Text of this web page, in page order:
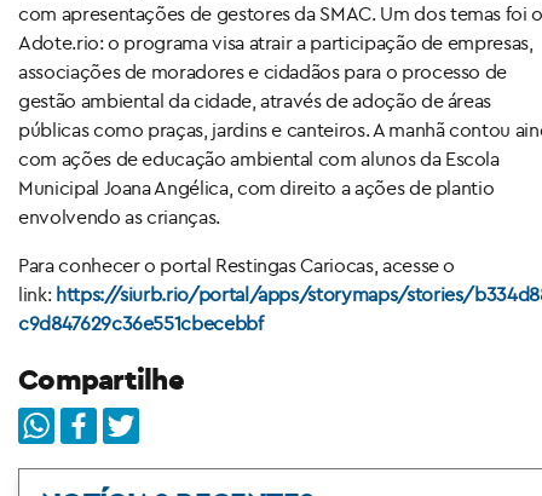
com apresentações de gestores da SMAC. Um dos temas foi
Adote.rio: o programa visa atrair a participação de empresas,
associações de moradores e cidadãos para o processo de
gestão ambiental da cidade, através de adoção de áreas
públicas como praças, jardins e canteiros. A manhã contou
com ações de educação ambiental com alunos da Escola
Municipal Joana Angélica, com direito a ações de plantio
envolvendo as crianças.
Para conhecer o portal Restingas Cariocas, acesse o
link: https://siurb.rio/portal/apps/storymaps/stories/
c9d847629c36e551cbecebbf
Compartilhe